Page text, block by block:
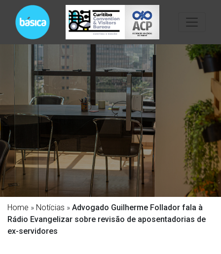
Home » Notícias » Advogado Guilherme Follador fala à
Rádio Evangelizar sobre revisão de aposentadorias de
ex-servidores